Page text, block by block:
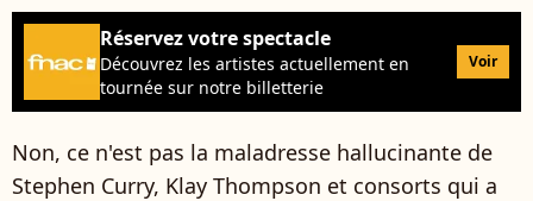
Réservez votre spectacle
Découvrez les artistes actuellement en
tournée sur notre billetterie
Voir
Non, ce n'est pas la maladresse hallucinante de
Stephen Curry, Klay Thompson et consorts qui a